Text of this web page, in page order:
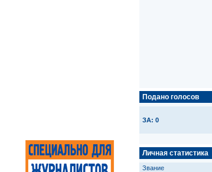
Подано голосов
ЗА: 0
Личная статистика
Звание